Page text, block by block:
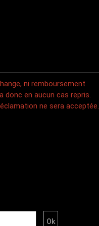
ni remboursement.
donc en aucun cas repris.
ne sera acceptée.